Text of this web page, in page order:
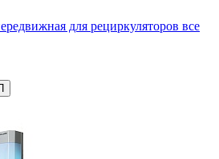
для рециркуляторов все